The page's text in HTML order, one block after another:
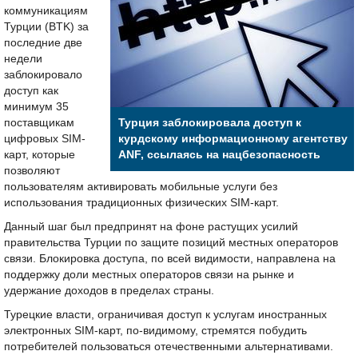
Турция заблокировала доступ к
курдскому информационному агентству
ANF, ссылаясь на нацбезопасность
коммуникациям
Турции (BTK) за
последние две
недели
заблокировало
доступ как
минимум 35
поставщикам
цифровых SIM-
карт, которые
позволяют
пользователям активировать мобильные услуги без
использования традиционных физических SIM-карт.
Данный шаг был предпринят на фоне растущих усилий
правительства Турции по защите позиций местных операторов
связи. Блокировка доступа, по всей видимости, направлена на
поддержку доли местных операторов связи на рынке и
удержание доходов в пределах страны.
Турецкие власти, ограничивая доступ к услугам иностранных
электронных SIM-карт, по-видимому, стремятся побудить
потребителей пользоваться отечественными альтернативами.